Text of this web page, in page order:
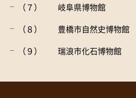
（７） 岐阜県博物館
（８） 豊橋市自然史博物館
（９） 瑞浪市化石博物館